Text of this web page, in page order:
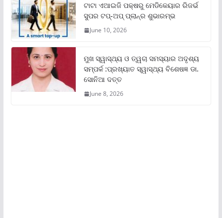
ଟାଟା ଏଆଇଜି ପକ୍ଷରୁ ମେଡିକେୟାର ରିଜର୍ଭ
ସୁପର ଟପ୍‌-ଅପ୍ ପ୍ଲାନ୍‌ର ଶୁଭାରମ୍ଭ
June 10, 2026
ମୁଖ ସ୍ୱାସ୍ଥ୍ୟ ଓ ତ୍ୱଚା ସମସ୍ୟାର ଅଦୃଶ୍ୟ
ସମ୍ପର୍କ :ପ୍ରଖ୍ୟାତ ସ୍ୱାସ୍ଥ୍ୟ ବିଶେଷଜ୍ଞ ଡା.
ସୋନିଆ ଦତ୍ତ
June 8, 2026